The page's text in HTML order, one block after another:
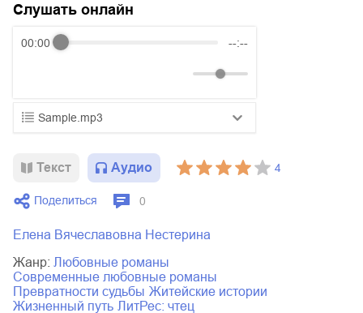
Слушать онлайн
00:00 --:--
Sample.mp3
02.mp3 20:50
03.mp3
Текст Аудио 4
Поделиться 0
Елена Вячеславовна Нестерина
Жанр:
любовные романы
современные любовные романы
превратности судьбы
житейские истории
жизненный путь
ЛитРес: чтец